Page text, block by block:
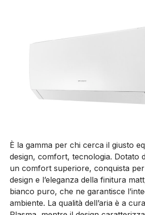
È la gamma per chi cerca il giusto
design, comfort, tecnologia. Dotato
un comfort superiore, conquista
design e l’eleganza della finitura
bianco puro, che ne garantisce
ambiente. La qualità dell’aria è a